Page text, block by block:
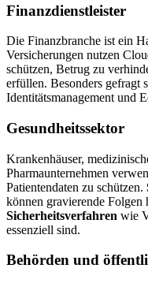
Finanzdienstleister
Die Finanzbranche ist ein
Versicherungen nutzen
schützen, Betrug zu
erfüllen. Besonders gefragt
Identitätsmanagement und
Gesundheitssektor
Krankenhäuser,
Pharmaunternehmen
Patientendaten zu schützen.
können gravierende Folgen
Sicherheitsverfahren wie
essenziell sind.
Behörden und